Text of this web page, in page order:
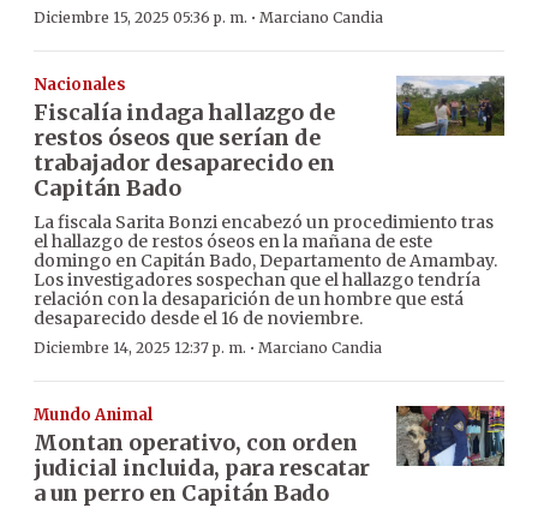
Diciembre 15, 2025 05:36 p. m. · Marciano Candia
Nacionales
Fiscalía indaga hallazgo de
restos óseos que serían de
trabajador desaparecido en
Capitán Bado
La fiscala Sarita Bonzi encabezó un procedimiento tras
el hallazgo de restos óseos en la mañana de este
domingo en Capitán Bado, Departamento de Amambay.
Los investigadores sospechan que el hallazgo tendría
relación con la desaparición de un hombre que está
desaparecido desde el 16 de noviembre.
Diciembre 14, 2025 12:37 p. m. · Marciano Candia
Mundo Animal
Montan operativo, con orden
judicial incluida, para rescatar
a un perro en Capitán Bado